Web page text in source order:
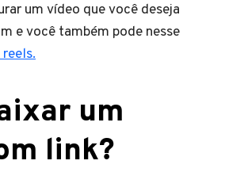
um vídeo que você deseja
e você também pode nesse
um
link?